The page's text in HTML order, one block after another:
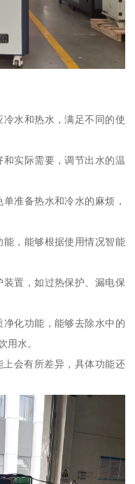
水和热水，满足不同的使
实际需要，调节出水的温
准备热水和冷水的麻烦，
，能够根据使用情况智能
置，如过热保护、漏电保
化功能，能够去除水中的
用水。
会有所差异，具体功能还